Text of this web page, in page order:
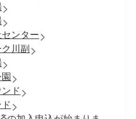
ンター
川副
ド